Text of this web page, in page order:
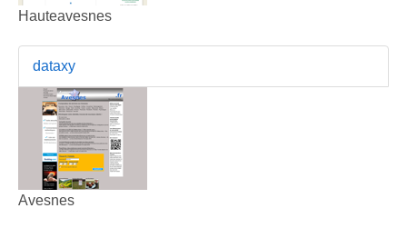
Hauteavesnes
dataxy
Avesnes